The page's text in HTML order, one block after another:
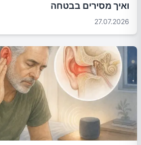
ואיך מסירים בבטחה
27.07.2026